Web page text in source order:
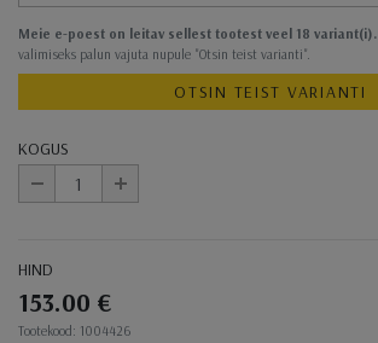
Meie e-poest on leitav sellest tootest veel 18 variant(i).
valimiseks palun vajuta nupule "Otsin teist varianti".
OTSIN TEIST VARIANTI
KOGUS
+
Ostukorvi toimingud
HIND
153.00 €
Tootekood: 1004426